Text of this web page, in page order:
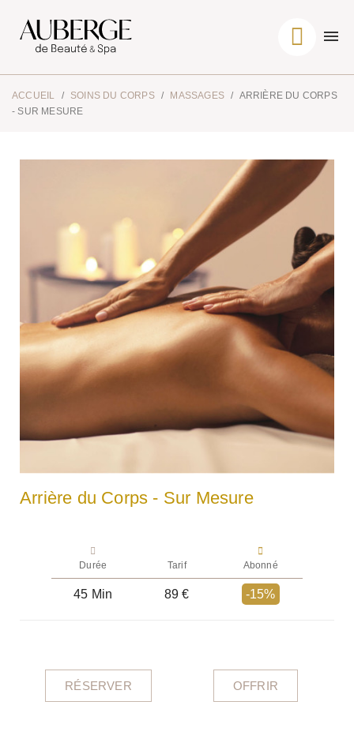
ACCUEIL SOINS DU CORPS MASSAGES
ARRIÈRE DU CORPS
- SUR MESURE
Arrière du Corps - Sur Mesure
Durée Tarif Abonné
45 Min 89 € -15%
RÉSERVER OFFRIR